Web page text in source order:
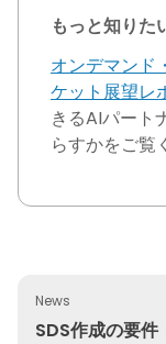
もっと知りた
オンデマンド
ケット展望レ
きるAIパート
らすかをご覧
News
SDS作成の要
SDS作成の要件